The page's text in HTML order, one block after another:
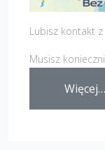
Lubisz kontakt z
Musisz
Więcej…